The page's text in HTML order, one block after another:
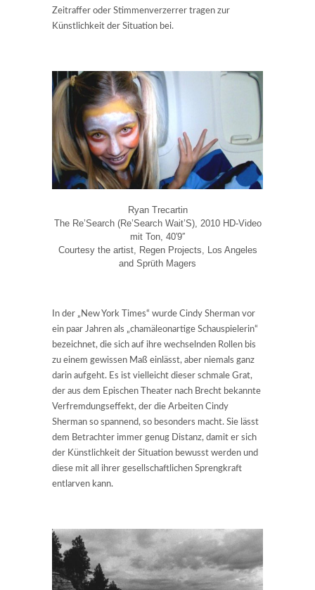
Zeitraffer oder Stimmenverzerrer tragen zur
Künstlichkeit der Situation bei.
Ryan Trecartin
The Re’Search (Re’Search Wait’S), 2010 HD-Video
mit Ton, 40′9′′
Courtesy the artist, Regen Projects, Los Angeles
and Sprüth Magers
In der „New York Times“ wurde Cindy Sherman vor
ein paar Jahren als „chamäleonartige Schauspielerin“
bezeichnet, die sich auf ihre wechselnden Rollen bis
zu einem gewissen Maß einlässt, aber niemals ganz
darin aufgeht. Es ist vielleicht dieser schmale Grat,
der aus dem Epischen Theater nach Brecht bekannte
Verfremdungseffekt, der die Arbeiten Cindy
Sherman so spannend, so besonders macht. Sie lässt
dem Betrachter immer genug Distanz, damit er sich
der Künstlichkeit der Situation bewusst werden und
diese mit all ihrer gesellschaftlichen Sprengkraft
entlarven kann.